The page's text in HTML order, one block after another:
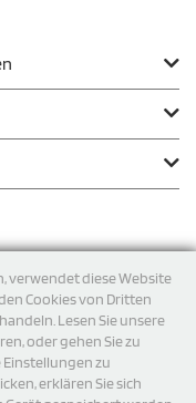
verwendet diese Website
Cookies von Dritten
Lesen Sie unsere
oder gehen Sie zu
Einstellungen zu
erklären Sie sich